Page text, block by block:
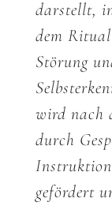
darstellt,
dem Ritual
Störung
wird nach
durch
gefördert